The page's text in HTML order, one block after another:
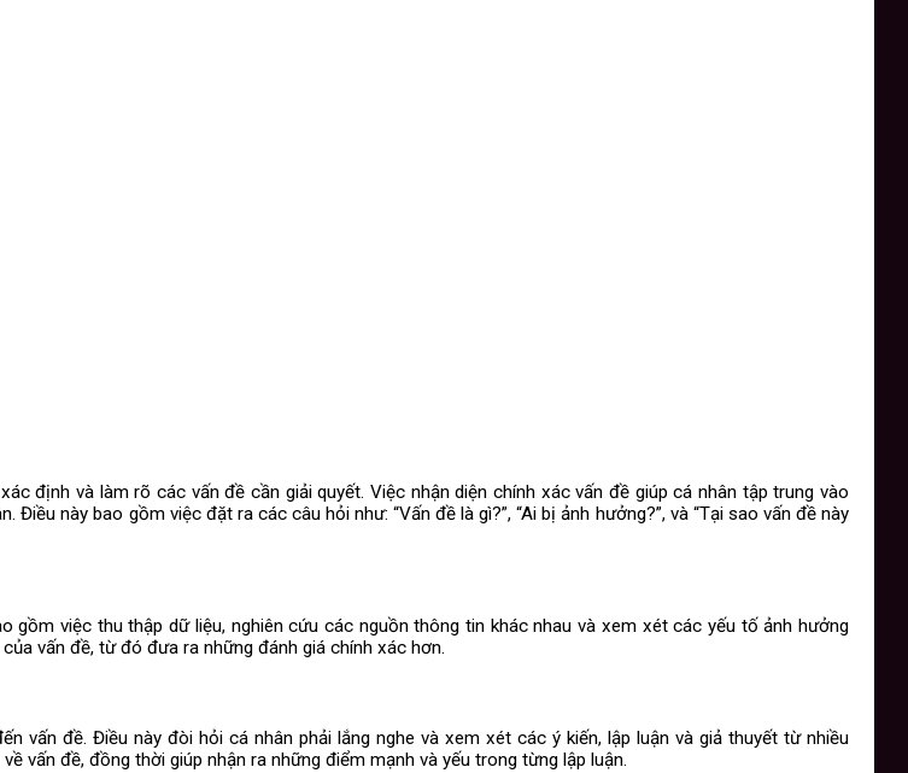
định và làm rõ các vấn đề cần giải quyết. Việc nhận diện chính xác vấn đề giúp cá nhân tập trung vào
này bao gồm việc đặt ra các câu hỏi như: “Vấn đề là gì?”, “Ai bị ảnh hưởng?”, và “Tại sao vấn đề này
gồm việc thu thập dữ liệu, nghiên cứu các nguồn thông tin khác nhau và xem xét các yếu tố ảnh hưởng
vấn đề, từ đó đưa ra những đánh giá chính xác hơn.
vấn đề. Điều này đòi hỏi cá nhân phải lắng nghe và xem xét các ý kiến, lập luận và giả thuyết từ nhiều
vấn đề, đồng thời giúp nhận ra những điểm mạnh và yếu trong từng lập luận.